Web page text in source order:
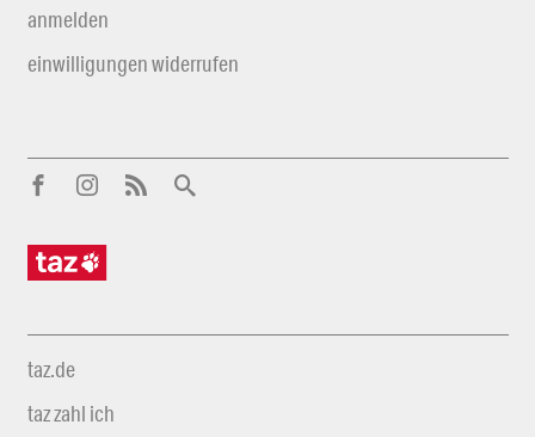
anmelden
einwilligungen widerrufen
taz.de
taz zahl ich